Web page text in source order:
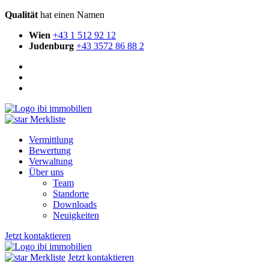
Qualität hat einen Namen
Wien +43 1 512 92 12
Judenburg +43 3572 86 88 2
Merkliste
Vermittlung
Bewertung
Verwaltung
Über uns
Team
Standorte
Downloads
Neuigkeiten
Jetzt kontaktieren
Merkliste Jetzt kontaktieren